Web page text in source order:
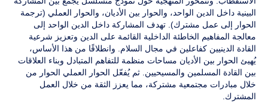
البينية داخل الدين الواحد، والحوار بين الأديان، والحوار العملي (ترجمة
الحوار إلى عمل مشترك). تهدف المشاركة داخل الدين الواحد إلى
معالجة المفاهيم الخاطئة الداخلية القائمة على الدين وتعزيز شرعية
القادة الدينيين كفاعلين في مجال السلام. وانطلاقًا من هذا الأساس،
يُهيئ الحوار بين الأديان مساحات منظمة للتفاهم المتبادل وبناء العلاقات
بين القادة المسلمين والمسيحيين. ثم يُفعّل الحوار العملي الحوار من
خلال مبادرات مجتمعية مشتركة، مما يعزز الثقة من خلال العمل
المشترك.